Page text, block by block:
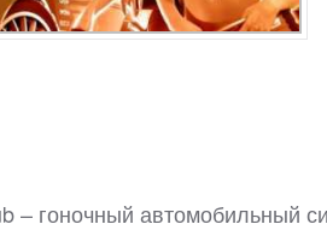
– гоночный автомобильный